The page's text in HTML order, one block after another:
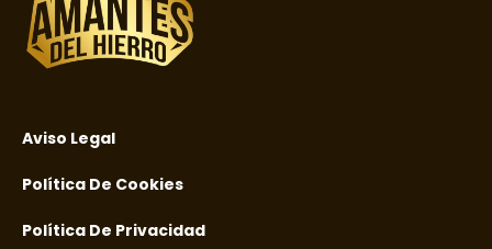
Aviso Legal
Política De Cookies
Política De Privacidad